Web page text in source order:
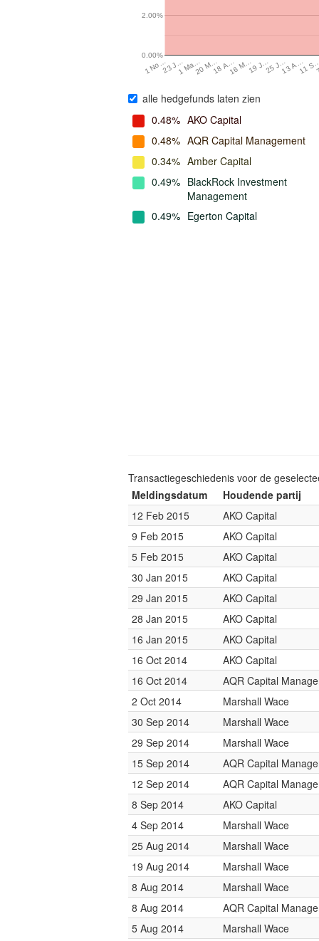
1 No…23 J…1 Ma…20 M…18 A…16 M…19 J…25 J…13 A…11
0.00%
2.00%
alle hedgefunds laten zien
0.48% AKO Capital
0.48% AQR Capital Management
0.34% Amber Capital
0.49% BlackRock Investment
Management
0.49% Egerton Capital
Transactiegeschiedenis voor de
Meldingsdatum
Houdende partij
12 Feb 2015
AKO Capital
9 Feb 2015
AKO Capital
5 Feb 2015
AKO Capital
30 Jan 2015
AKO Capital
29 Jan 2015
AKO Capital
28 Jan 2015
AKO Capital
16 Jan 2015
AKO Capital
16 Oct 2014
AKO Capital
16 Oct 2014
AQR Capital
2 Oct 2014
Marshall Wace
30 Sep 2014
Marshall Wace
29 Sep 2014
Marshall Wace
15 Sep 2014
AQR Capital
12 Sep 2014
AQR Capital
8 Sep 2014
AKO Capital
4 Sep 2014
Marshall Wace
25 Aug 2014
Marshall Wace
19 Aug 2014
Marshall Wace
8 Aug 2014
Marshall Wace
8 Aug 2014
AQR Capital
5 Aug 2014
Marshall Wace